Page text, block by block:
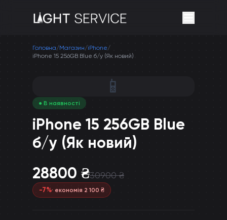
Головна/Магазин/iPhone/
iPhone 15 256GB Blue б/у (Як новий)
📱
● В наявності
iPhone 15 256GB Blue
б/у (Як новий)
28800 ₴30900₴
-7%· економія 2 100 ₴